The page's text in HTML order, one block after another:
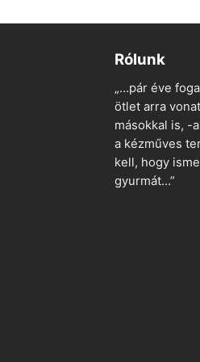
Rólunk
„…pár éve
ötlet arra
másokkal is, -
a kézműves
kell, hogy
gyurmát…”